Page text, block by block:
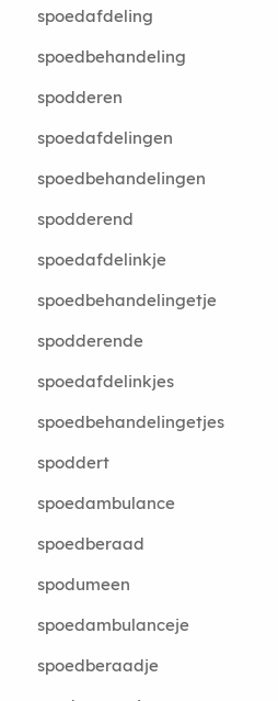
spoedafdeling
spoedbehandeling
spodderen
spoedafdelingen
spoedbehandelingen
spodderend
spoedafdelinkje
spoedbehandelingetje
spodderende
spoedafdelinkjes
spoedbehandelingetjes
spoddert
spoedambulance
spoedberaad
spodumeen
spoedambulanceje
spoedberaadje